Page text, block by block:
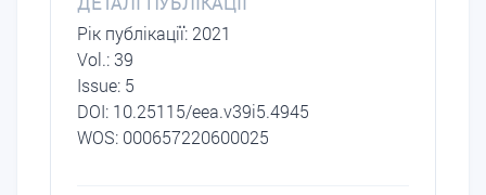
Рік публікації: 2021
Vol.: 39
Issue: 5
DОI: 10.25115/eea.v39i5.4945
WOS: 000657220600025